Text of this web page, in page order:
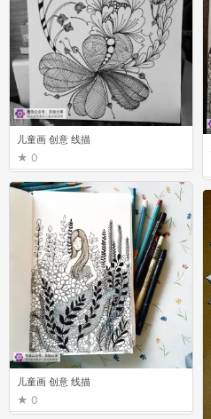
儿童画 创意 线描
0
儿童画 创意 线描
0